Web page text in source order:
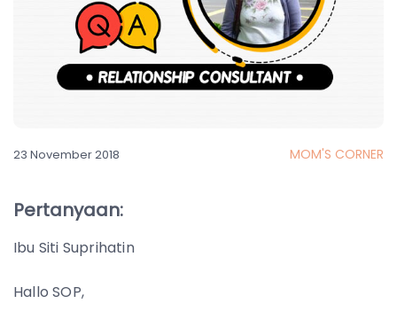
23 November 2018 MOM'S CORNER
Pertanyaan:
Ibu Siti Suprihatin
Hallo SOP,